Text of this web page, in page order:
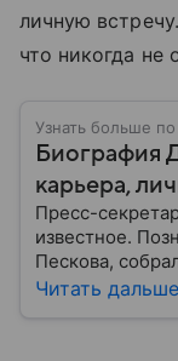
личную
что никогда не
Узнать больше
Биография
карьера,
Пресс-
известное.
Пескова,
карьере,
Читать дальше